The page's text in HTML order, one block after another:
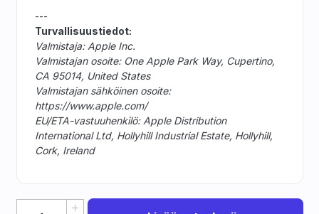
---
Turvallisuustiedot:
Valmistaja: Apple Inc.
Valmistajan osoite: One Apple Park Way, Cupertino,
CA 95014, United States
Valmistajan sähköinen osoite:
https://www.apple.com/
EU/ETA-vastuuhenkilö: Apple Distribution
International Ltd, Hollyhill Industrial Estate, Hollyhill,
Cork, Ireland